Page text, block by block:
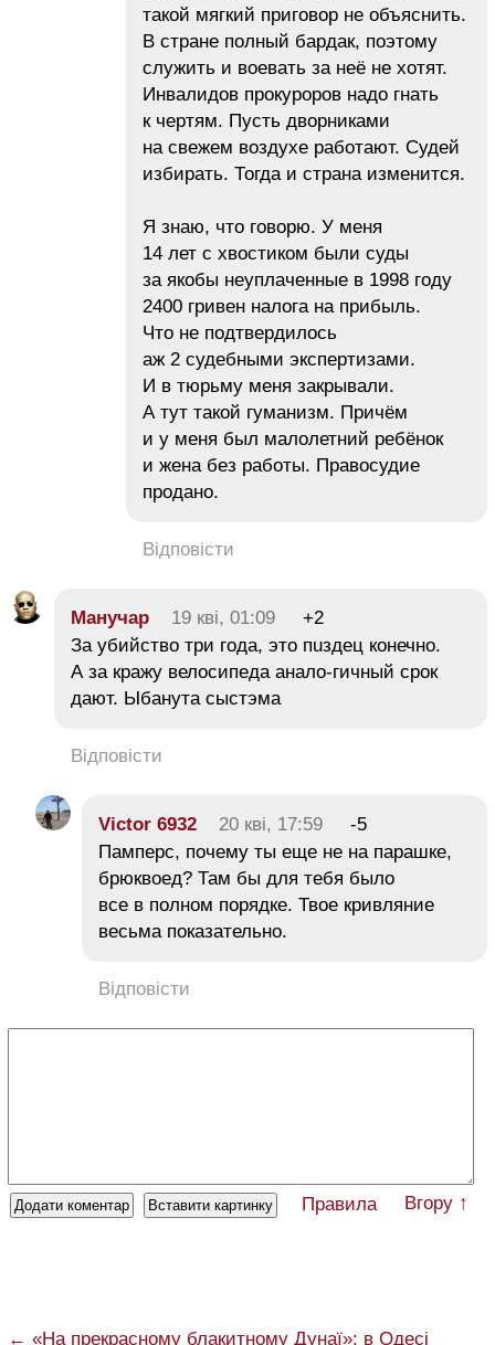
такой мягкий приговор не объяснить.
В стране полный бардак, поэтому
служить и воевать за неё не хотят.
Инвалидов прокуроров надо гнать
к чертям. Пусть дворниками
на свежем воздухе работают. Судей
избирать. Тогда и страна изменится.
Я знаю, что говорю. У меня
14 лет с хвостиком были суды
за якобы неуплаченные в 1998 году
2400 гривен налога на прибыль.
Что не подтвердилось
аж 2 судебными экспертизами.
И в тюрьму меня закрывали.
А тут такой гуманизм. Причём
и у меня был малолетний ребёнок
и жена без работы. Правосудие
продано.
Відповісти
Манучар 19 кві, 01:09
+2
За убийство три года, это пuздец конечно.
А за кражу велосипеда анало-гичный срок
дают. Ыбанута сыстэма
Відповісти
Victor 6932 20 кві, 17:59
-5
Памперс, почему ты еще не на парашке,
брюквоед? Там бы для тебя было
все в полном порядке. Твое кривляние
весьма показательно.
Відповісти
Правила Вгору ↑
← «На прекрасному блакитному Дунаї»: в Одесі